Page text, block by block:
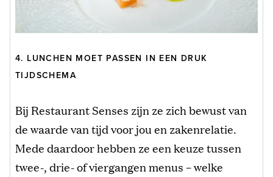
4. LUNCHEN MOET PASSEN IN EEN DRUK
TIJDSCHEMA
Bij Restaurant Senses zijn ze zich bewust van
de waarde van tijd voor jou en zakenrelatie.
Mede daardoor hebben ze een keuze tussen
twee-, drie- of viergangen menus – welke